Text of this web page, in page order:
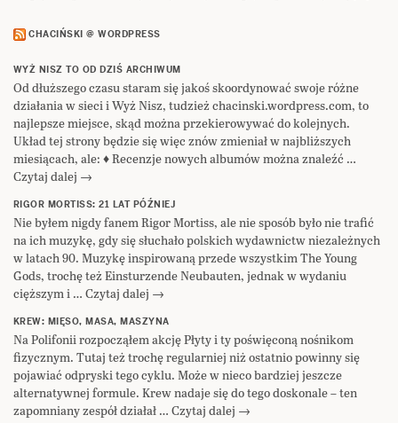
CHACIŃSKI @ WORDPRESS
WYŻ NISZ TO OD DZIŚ ARCHIWUM
Od dłuższego czasu staram się jakoś skoordynować swoje różne
działania w sieci i Wyż Nisz, tudzież chacinski.wordpress.com, to
najlepsze miejsce, skąd można przekierowywać do kolejnych.
Układ tej strony będzie się więc znów zmieniał w najbliższych
miesiącach, ale: ♦ Recenzje nowych albumów można znaleźć …
Czytaj dalej →
RIGOR MORTISS: 21 LAT PÓŹNIEJ
Nie byłem nigdy fanem Rigor Mortiss, ale nie sposób było nie trafić
na ich muzykę, gdy się słuchało polskich wydawnictw niezależnych
w latach 90. Muzykę inspirowaną przede wszystkim The Young
Gods, trochę też Einsturzende Neubauten, jednak w wydaniu
cięższym i … Czytaj dalej →
KREW: MIĘSO, MASA, MASZYNA
Na Polifonii rozpocząłem akcję Płyty i ty poświęconą nośnikom
fizycznym. Tutaj też trochę regularniej niż ostatnio powinny się
pojawiać odpryski tego cyklu. Może w nieco bardziej jeszcze
alternatywnej formule. Krew nadaje się do tego doskonale – ten
zapomniany zespół działał … Czytaj dalej →